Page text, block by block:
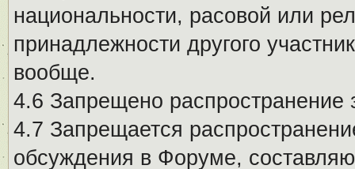
национальности, расовой или
принадлежности другого
вообще.
4.6 Запрещено
4.7 Запрещается
обсуждения в Форуме,